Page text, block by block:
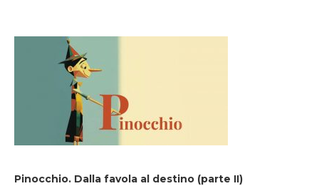
Pinocchio. Dalla favola al destino (parte II)